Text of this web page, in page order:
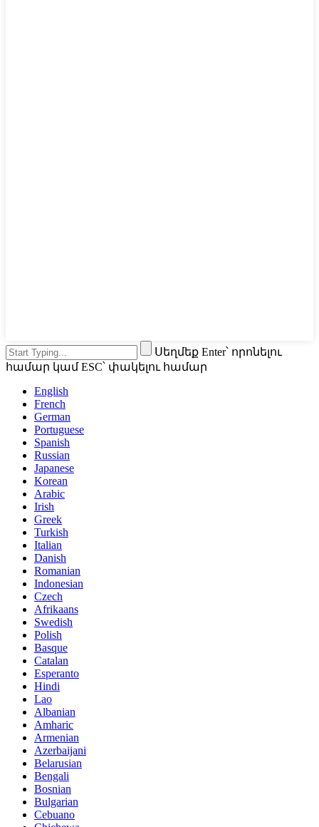
Սեղմեք Enter՝ որոնելու
համար կամ ESC՝ փակելու համար
English
French
German
Portuguese
Spanish
Russian
Japanese
Korean
Arabic
Irish
Greek
Turkish
Italian
Danish
Romanian
Indonesian
Czech
Afrikaans
Swedish
Polish
Basque
Catalan
Esperanto
Hindi
Lao
Albanian
Amharic
Armenian
Azerbaijani
Belarusian
Bengali
Bosnian
Bulgarian
Cebuano